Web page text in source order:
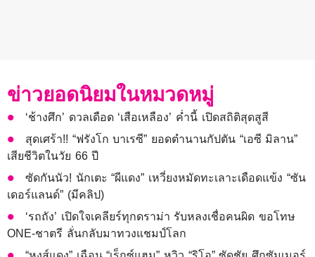
ข่าวยอดนิยมในหมวดหมู่
‘ช้างศึก’ ดวลเดือด ‘เสือเหลือง’ ค่ำนี้ เปิดสถิติสุดสูสี
สุดเศร้า!! “ฟรังโก บาเรซี” ยอดตำนานกัปตัน “เอซี มิลาน”
เสียชีวิตในวัย 66 ปี
ซัดกันนัว! นักเตะ “ผีแดง” เหวี่ยงหมัดทะเลาะเดือดแข้ง “ซัน
เดอร์แลนด์” (มีคลิป)
‘รถถัง’ เปิดใจเคลียร์ทุกดราม่า รับหลงเชื่อคนผิด ขอโทษ
ONE-ชาตรี ลั่นกลับมาทวงแชมป์โลก